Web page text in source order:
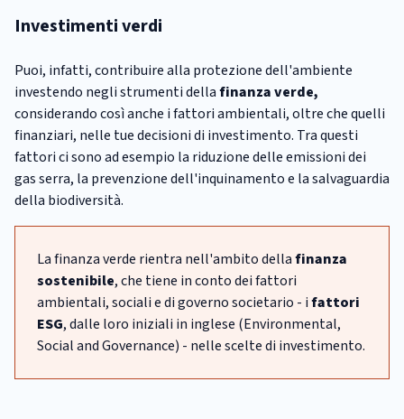
Investimenti verdi
Puoi, infatti, contribuire alla protezione dell'ambiente
investendo negli strumenti dellafinanza verde,
considerando così anche i fattori ambientali, oltre che quelli
finanziari, nelle tue decisioni di investimento. Tra questi
fattori ci sono ad esempio la riduzione delle emissioni dei
gas serra, la prevenzione dell'inquinamento e la salvaguardia
della biodiversità.
La finanza verde rientra nell'ambito dellafinanza
sostenibile, che tiene in conto dei fattori
ambientali, sociali e di governo societario - ifattori
ESG, dalle loro iniziali in inglese (Environmental,
Social and Governance) - nelle scelte di investimento.